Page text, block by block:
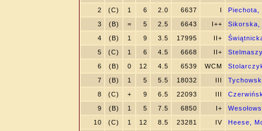
2
(C) 1 6 2.0 6637 I
Piechota,
3
(B) = 5 2.5 6643 I++
Sikorska,
4
(B) 1 9 3.5 17995 II+
5
(C) 1 6 4.5 6668 II+
6
(B) 0 12 4.5 6539 WCM
7
(B) 1 5 5.5 18032 III
8
(C) + 9 6.5 22093 III
9
(B) 1 5 7.5 6850 I+
10
(C) 1 12 8.5 23281 IV
Heese,